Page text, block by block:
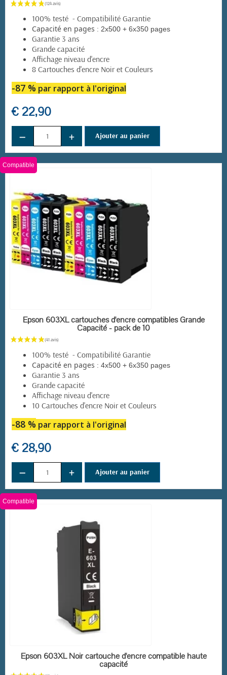
(157 avis)
100% testé - Compatibilité Garantie
Capacité en pages : 2x500 + 6x350 pages
Garantie 3 ans
Grande capacité
Affichage niveau d'encre
8 Cartouches d'encre Noir et Couleurs
-87 % par rapport à l'original
€ 22,90
− + Ajouter au panier
EN STOCK
Compatible
Epson 603XL cartouches d'encre compatibles Grande
Capacité - pack de 10
100% testé - Compatibilité Garantie
Capacité en pages : 4x500 + 6x350 pages
Garantie 3 ans
Grande capacité
Affichage niveau d'encre
10 Cartouches d'encre Noir et Couleurs
-88 % par rapport à l'original
€ 28,90
− + Ajouter au panier
EN STOCK
Compatible
Epson 603XL Noir cartouche d'encre compatible haute
capacité